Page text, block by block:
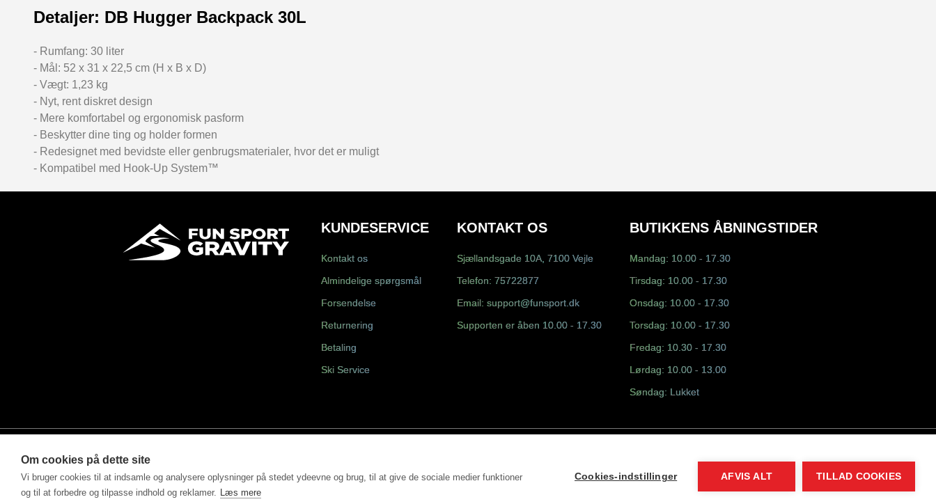
Detaljer: DB Hugger Backpack 30L
- Rumfang: 30 liter
- Mål: 52 x 31 x 22,5 cm (H x B x D)
- Vægt: 1,23 kg
- Nyt, rent diskret design
- Mere komfortabel og ergonomisk pasform
- Beskytter dine ting og holder formen
- Redesignet med bevidste eller genbrugsmaterialer, hvor det er muligt
- Kompatibel med Hook-Up System™️
KUNDESERVICE
Kontakt os
Almindelige spørgsmål
Forsendelse
Returnering
Betaling
Ski Service
KONTAKT OS
Sjællandsgade 10A, 7100 Vejle
Telefon: 75722877
Email: support@funsport.dk
Supporten er åben 10.00 - 17.30
BUTIKKENS ÅBNINGSTIDER
Mandag: 10.00 - 17.30
Tirsdag: 10.00 - 17.30
Onsdag: 10.00 - 17.30
Torsdag: 10.00 - 17.30
Fredag: 10.30 - 17.30
Lørdag: 10.00 - 13.00
Søndag: Lukket
©2025 - Fun Sport ApS drevet af MM Sports Trading ApS DK31498228
Om cookies på dette site
Vi bruger cookies til at indsamle og analysere oplysninger på stedet ydeevne og brug, til at give de sociale medier funktioner
og til at forbedre og tilpasse indhold og reklamer. Læs mere
Cookies-indstillinger AFVIS ALT TILLAD COOKIES